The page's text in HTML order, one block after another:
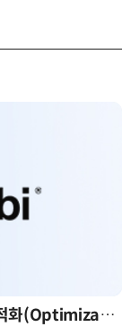
AI 시대의 의사결정을 바꾸는 수리최적화(Optimization): 실제 산업 적용 사례와 활용 전략